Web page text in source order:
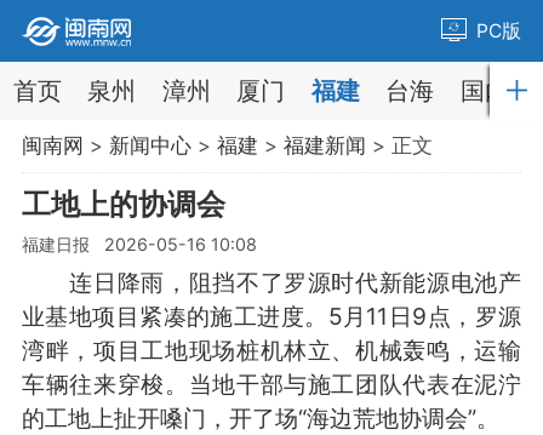
PC版
首页 泉州 漳州 厦门 福建 台海 国内
闽南网 > 新闻中心> 福建 > 福建新闻 > 正文
工地上的协调会
福建日报 2026-05-16 10:08
连日降雨，阻挡不了罗源时代新能源电池产
业基地项目紧凑的施工进度。5月11日9点，罗源
湾畔，项目工地现场桩机林立、机械轰鸣，运输
车辆往来穿梭。当地干部与施工团队代表在泥泞
的工地上扯开嗓门，开了场“海边荒地协调会”。